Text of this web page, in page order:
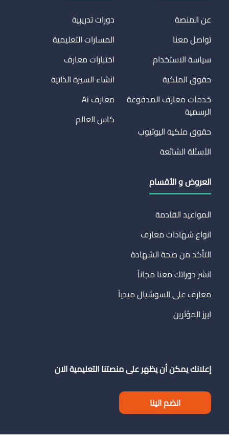
عن المنصة
تواصل معنا
سياسة الاستخدام
حقوق الملكية
خدمات معارف المدفوعة
الرسمية
حقوق ملكية اليوتيوب
الأسئلة الشائعة
دورات تدريبية
المسارات التعليمية
اختبارات معارف
انشاء السيرة الذاتية
معارف Ai
كاس العالم
العروض و الأقسام
المواعيد القادمة
انواع شهادات معارف
التأكد من صحة الشهادة
انشر دوراتك معنا مجاناً
معارف على السوشيال ميدياً
ابرز المؤثرين
إعلانك يمكن أن يظهر على منصتنا التعليمية الان
انضم الينا